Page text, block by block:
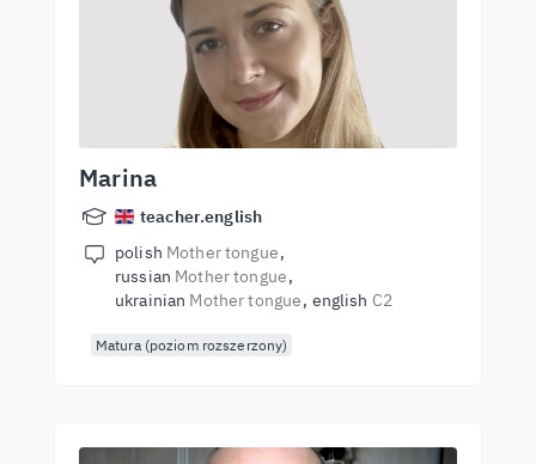
Marina
teacher.english
polish Mother tongue
russian Mother tongue
ukrainian Mother tongue english C2
Matura (poziom rozszerzony)